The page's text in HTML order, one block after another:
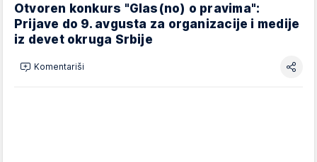
Otvoren konkurs "Glas(no) o pravima":
Prijave do 9. avgusta za organizacije i medije
iz devet okruga Srbije
Komentariši